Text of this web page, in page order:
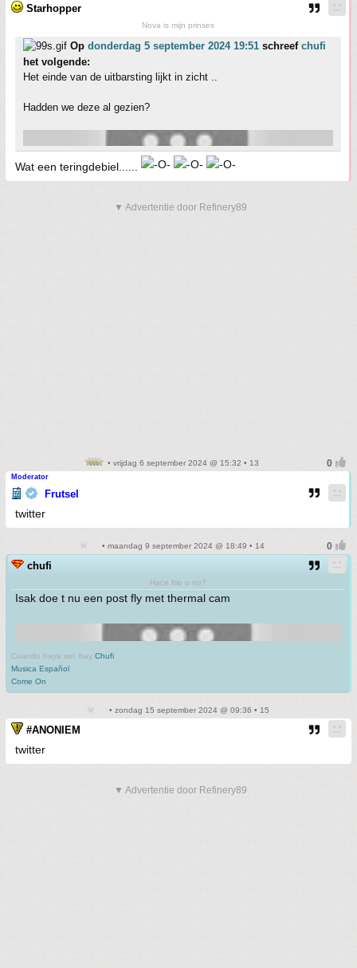
Starhopper
Nova is mijn prinses
Op donderdag 5 september 2024 19:51 schreef chufi
het volgende:
Het einde van de uitbarsting lijkt in zicht ..
Hadden we deze al gezien?
Wat een teringdebiel......
▼ Advertentie door Refinery89
• vrijdag 6 september 2024 @ 15:32 • 13
Moderator
Frutsel
twitter
• maandag 9 september 2024 @ 18:49 • 14
chufi
Hace frio o no?
Isak doe t nu een post fly met thermal cam
Cuando haya sol, hay Chufi
Musica Español
Come On
• zondag 15 september 2024 @ 09:36 • 15
#ANONIEM
twitter
▼ Advertentie door Refinery89